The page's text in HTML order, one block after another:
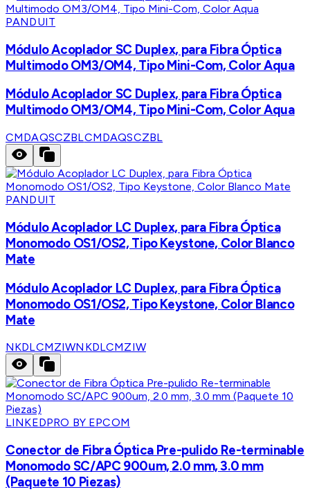
PANDUIT
Módulo Acoplador SC Duplex, para Fibra Óptica
Multimodo OM3/OM4, Tipo Mini-Com, Color Aqua
Módulo Acoplador SC Duplex, para Fibra Óptica
Multimodo OM3/OM4, Tipo Mini-Com, Color Aqua
CMDAQSCZBLCMDAQSCZBL
PANDUIT
Módulo Acoplador LC Duplex, para Fibra Óptica
Monomodo OS1/OS2, Tipo Keystone, Color Blanco
Mate
Módulo Acoplador LC Duplex, para Fibra Óptica
Monomodo OS1/OS2, Tipo Keystone, Color Blanco
Mate
NKDLCMZIWNKDLCMZIW
LINKEDPRO BY EPCOM
Conector de Fibra Óptica Pre-pulido Re-terminable
Monomodo SC/APC 900um, 2.0 mm, 3.0 mm
(Paquete 10 Piezas)